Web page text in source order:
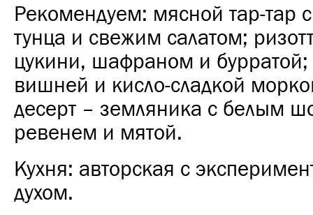
Рекомендуем: мясной тар-тар
тунца и свежим салатом;
цукини, шафраном и бурратой;
вишней и кисло-сладкой
десерт – земляника с белым
ревенем и мятой.
Кухня: авторская с
духом.